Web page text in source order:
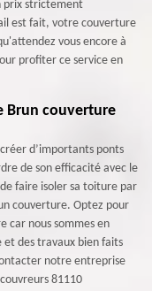
prix strictement
est fait, votre couverture
vous encore à
profiter ce service en
Brun couverture
d’importants ponts
de son efficacité avec le
faire isoler sa toiture par
couverture. Optez pour
car nous sommes en
et des travaux bien faits
notre entreprise
81110